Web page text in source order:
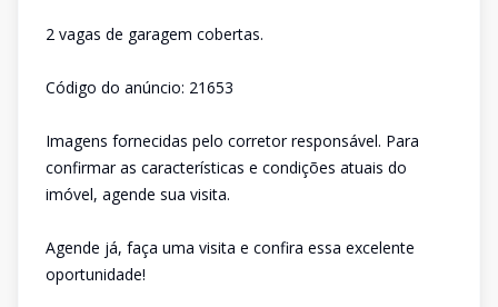
2 vagas de garagem cobertas.
Código do anúncio: 21653
Imagens fornecidas pelo corretor responsável. Para
confirmar as características e condições atuais do
imóvel, agende sua visita.
Agende já, faça uma visita e confira essa excelente
oportunidade!